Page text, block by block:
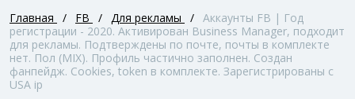
Главная / FB / Для рекламы / Аккаунты FB | Год
регистрации - 2020. Активирован Business Manager, подходит
для рекламы. Подтверждены по почте, почты в комплекте
нет. Пол (MIX). Профиль частично заполнен. Создан
фанпейдж. Cookies, token в комплекте. Зарегистрированы с
USA ip